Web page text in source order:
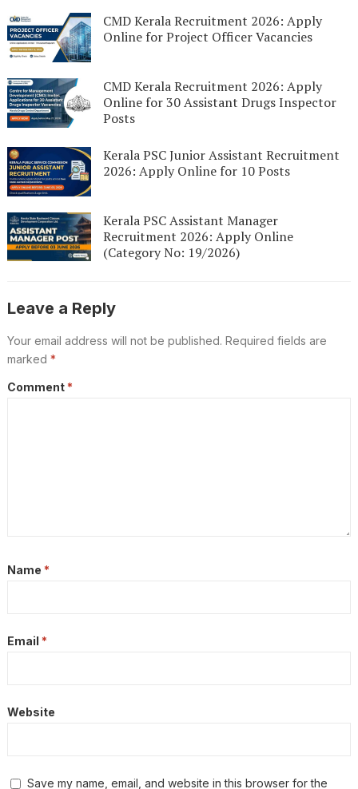
CMD Kerala Recruitment 2026: Apply
Online for Project Officer Vacancies
CMD Kerala Recruitment 2026: Apply
Online for 30 Assistant Drugs Inspector
Posts
Kerala PSC Junior Assistant Recruitment
2026: Apply Online for 10 Posts
Kerala PSC Assistant Manager
Recruitment 2026: Apply Online
(Category No: 19/2026)
Leave a Reply
Your email address will not be published. Required fields are
marked *
Comment *
Name *
Email *
Website
Save my name, email, and website in this browser for the